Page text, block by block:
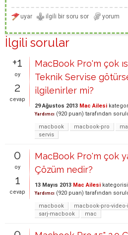
İlgili sorular
+1
oy
2
cevap
MacBook Pro'm çok
Teknik Servise
ilgilenirler mi?
29 Ağustos 2013 Mac Ailesi
Yardımcı (920 puan) tarafından
macbook
macbook-pro
servis
0
oy
1
cevap
MacBook Pro'm çok
Çözüm nedir?
13 Mayıs 2013 Mac Ailesi
Yardımcı (920 puan) tarafından
macbook
macbook-pro-
sarj-macbook
mac